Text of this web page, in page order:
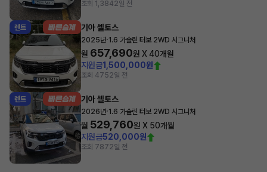
조회 1,3842일 전
렌트 기아 셀토스
2025년·1.6 가솔린 터보 2WD 시그니처
월 657,690원 X40개월
지원금1,500,000원
조회 4752일 전
렌트 기아 셀토스
2026년·1.6 가솔린 터보 2WD 시그니처
월 529,760원 X 50개월
지원금520,000원
조회 7872일 전